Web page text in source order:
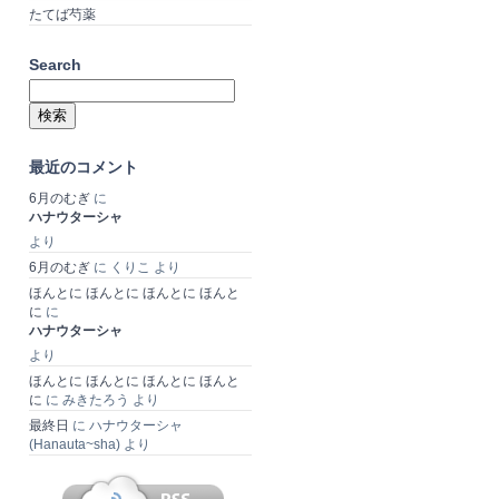
たてば芍薬
Search
索:
最近のコメント
6月のむぎ に
ハナウターシャ
より
6月のむぎ に くりこ より
ほんとに ほんとに ほんとに ほんと
に に
ハナウターシャ
より
ほんとに ほんとに ほんとに ほんと
に に みきたろう より
最終日 に ハナウターシャ
(Hanauta~sha) より